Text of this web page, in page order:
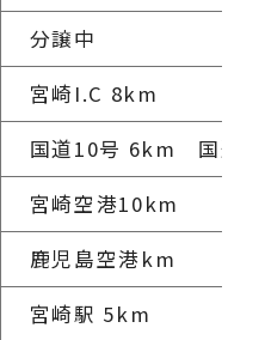
分譲中
宮崎I.C 8km
国道10号 6km 国道
宮崎空港10km
鹿児島空港km
宮崎駅 5km